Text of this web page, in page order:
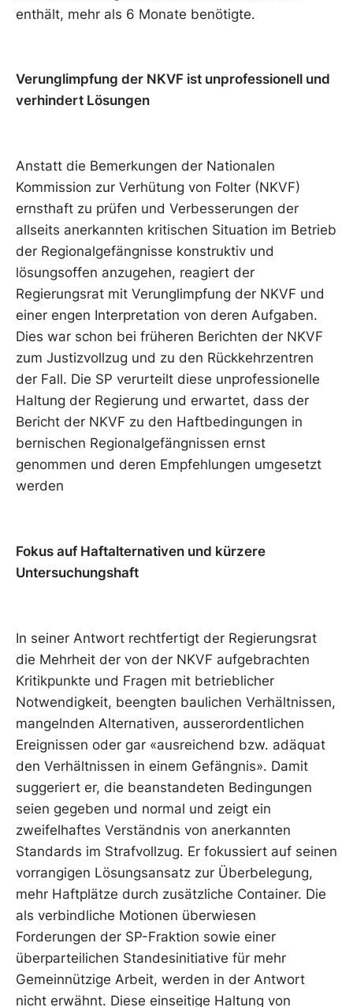
enthält, mehr als 6 Monate benötigte.
Verunglimpfung der NKVF ist unprofessionell und
verhindert Lösungen
Anstatt die Bemerkungen der Nationalen
Kommission zur Verhütung von Folter (NKVF)
ernsthaft zu prüfen und Verbesserungen der
allseits anerkannten kritischen Situation im Betrieb
der Regionalgefängnisse konstruktiv und
lösungsoffen anzugehen, reagiert der
Regierungsrat mit Verunglimpfung der NKVF und
einer engen Interpretation von deren Aufgaben.
Dies war schon bei früheren Berichten der NKVF
zum Justizvollzug und zu den Rückkehrzentren
der Fall. Die SP verurteilt diese unprofessionelle
Haltung der Regierung und erwartet, dass der
Bericht der NKVF zu den Haftbedingungen in
bernischen Regionalgefängnissen ernst
genommen und deren Empfehlungen umgesetzt
werden
Fokus auf Haftalternativen und kürzere
Untersuchungshaft
In seiner Antwort rechtfertigt der Regierungsrat
die Mehrheit der von der NKVF aufgebrachten
Kritikpunkte und Fragen mit betrieblicher
Notwendigkeit, beengten baulichen Verhältnissen,
mangelnden Alternativen, ausserordentlichen
Ereignissen oder gar «ausreichend bzw. adäquat
den Verhältnissen in einem Gefängnis». Damit
suggeriert er, die beanstandeten Bedingungen
seien gegeben und normal und zeigt ein
zweifelhaftes Verständnis von anerkannten
Standards im Strafvollzug. Er fokussiert auf seinen
vorrangigen Lösungsansatz zur Überbelegung,
mehr Haftplätze durch zusätzliche Container. Die
als verbindliche Motionen überwiesen
Forderungen der SP-Fraktion sowie einer
überparteilichen Standesinitiative für mehr
Gemeinnützige Arbeit, werden in der Antwort
nicht erwähnt. Diese einseitige Haltung von